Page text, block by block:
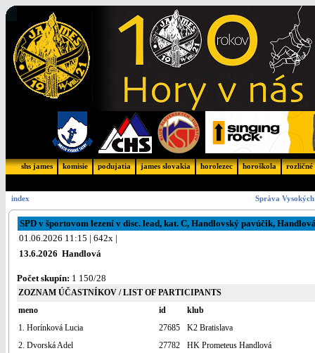
shs james komisie podujatia james slovakia horolezec horoškola rozličné
index Správa
SPD v športovom lezení v disc. lead, kat. C, Handlovský pavúčik,
01.06.2026 11:15 | 642x |
13.6.2026 Handlová
Počet skupín: 1 150/28
ZOZNAM ÚČASTNÍKOV / LIST OF PARTICIPANTS
meno
id
klub
1. Horínková Lucia
27685
K2 Bratislava
2. Dvorská Adel
27782
HK Prometeus Handlová